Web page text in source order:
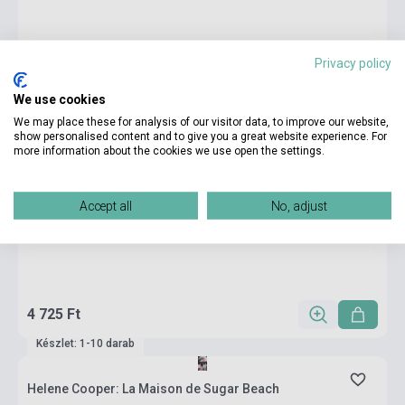
4 725 Ft
Készlet: 1-10 darab
Helene Cooper: La Maison de Sugar Beach
Privacy policy
We use cookies
We may place these for analysis of our visitor data, to improve our website,
show personalised content and to give you a great website experience. For
more information about the cookies we use open the settings.
Accept all No, adjust